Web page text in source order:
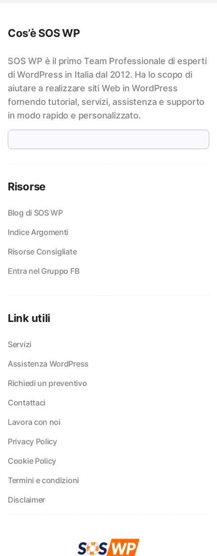
Cos’è SOS WP
SOS WP è il primo Team Professionale di esperti
di WordPress in Italia dal 2012. Ha lo scopo di
aiutare a realizzare siti Web in WordPress
fornendo tutorial, servizi, assistenza e supporto
in modo rapido e personalizzato.
Risorse
Blog di SOS WP
Indice Argomenti
Risorse Consigliate
Entra nel Gruppo FB
Link utili
Servizi
Assistenza WordPress
Richiedi un preventivo
Contattaci
Lavora con noi
Privacy Policy
Cookie Policy
Termini e condizioni
Disclaimer